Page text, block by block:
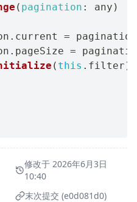
( pagination : any )
. current = pagination
. pageSize =
( this . filter )
修改于 2026年6月3日
10:40
末次提交 (e0d081d0)